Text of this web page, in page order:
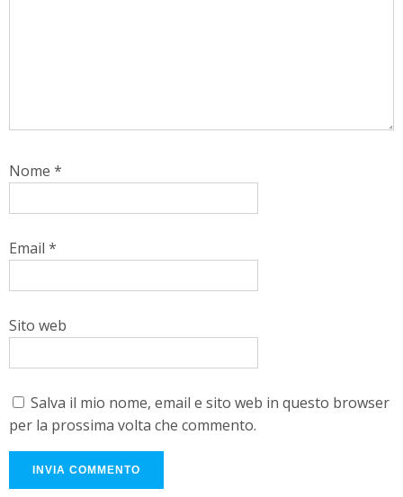
Nome *
Email *
Sito web
Salva il mio nome, email e sito web in questo browser
per la prossima volta che commento.